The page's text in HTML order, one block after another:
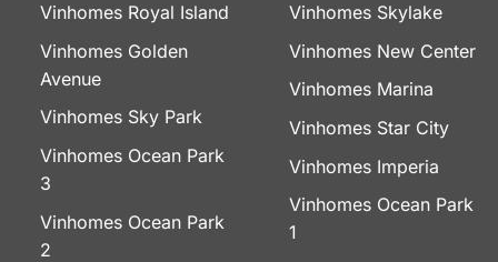
Vinhomes Royal Island
Vinhomes Golden
Avenue
Vinhomes Sky Park
Vinhomes Ocean Park
3
Vinhomes Ocean Park
2
Vinhomes Skylake
Vinhomes New Center
Vinhomes Marina
Vinhomes Star City
Vinhomes Imperia
Vinhomes Ocean Park
1